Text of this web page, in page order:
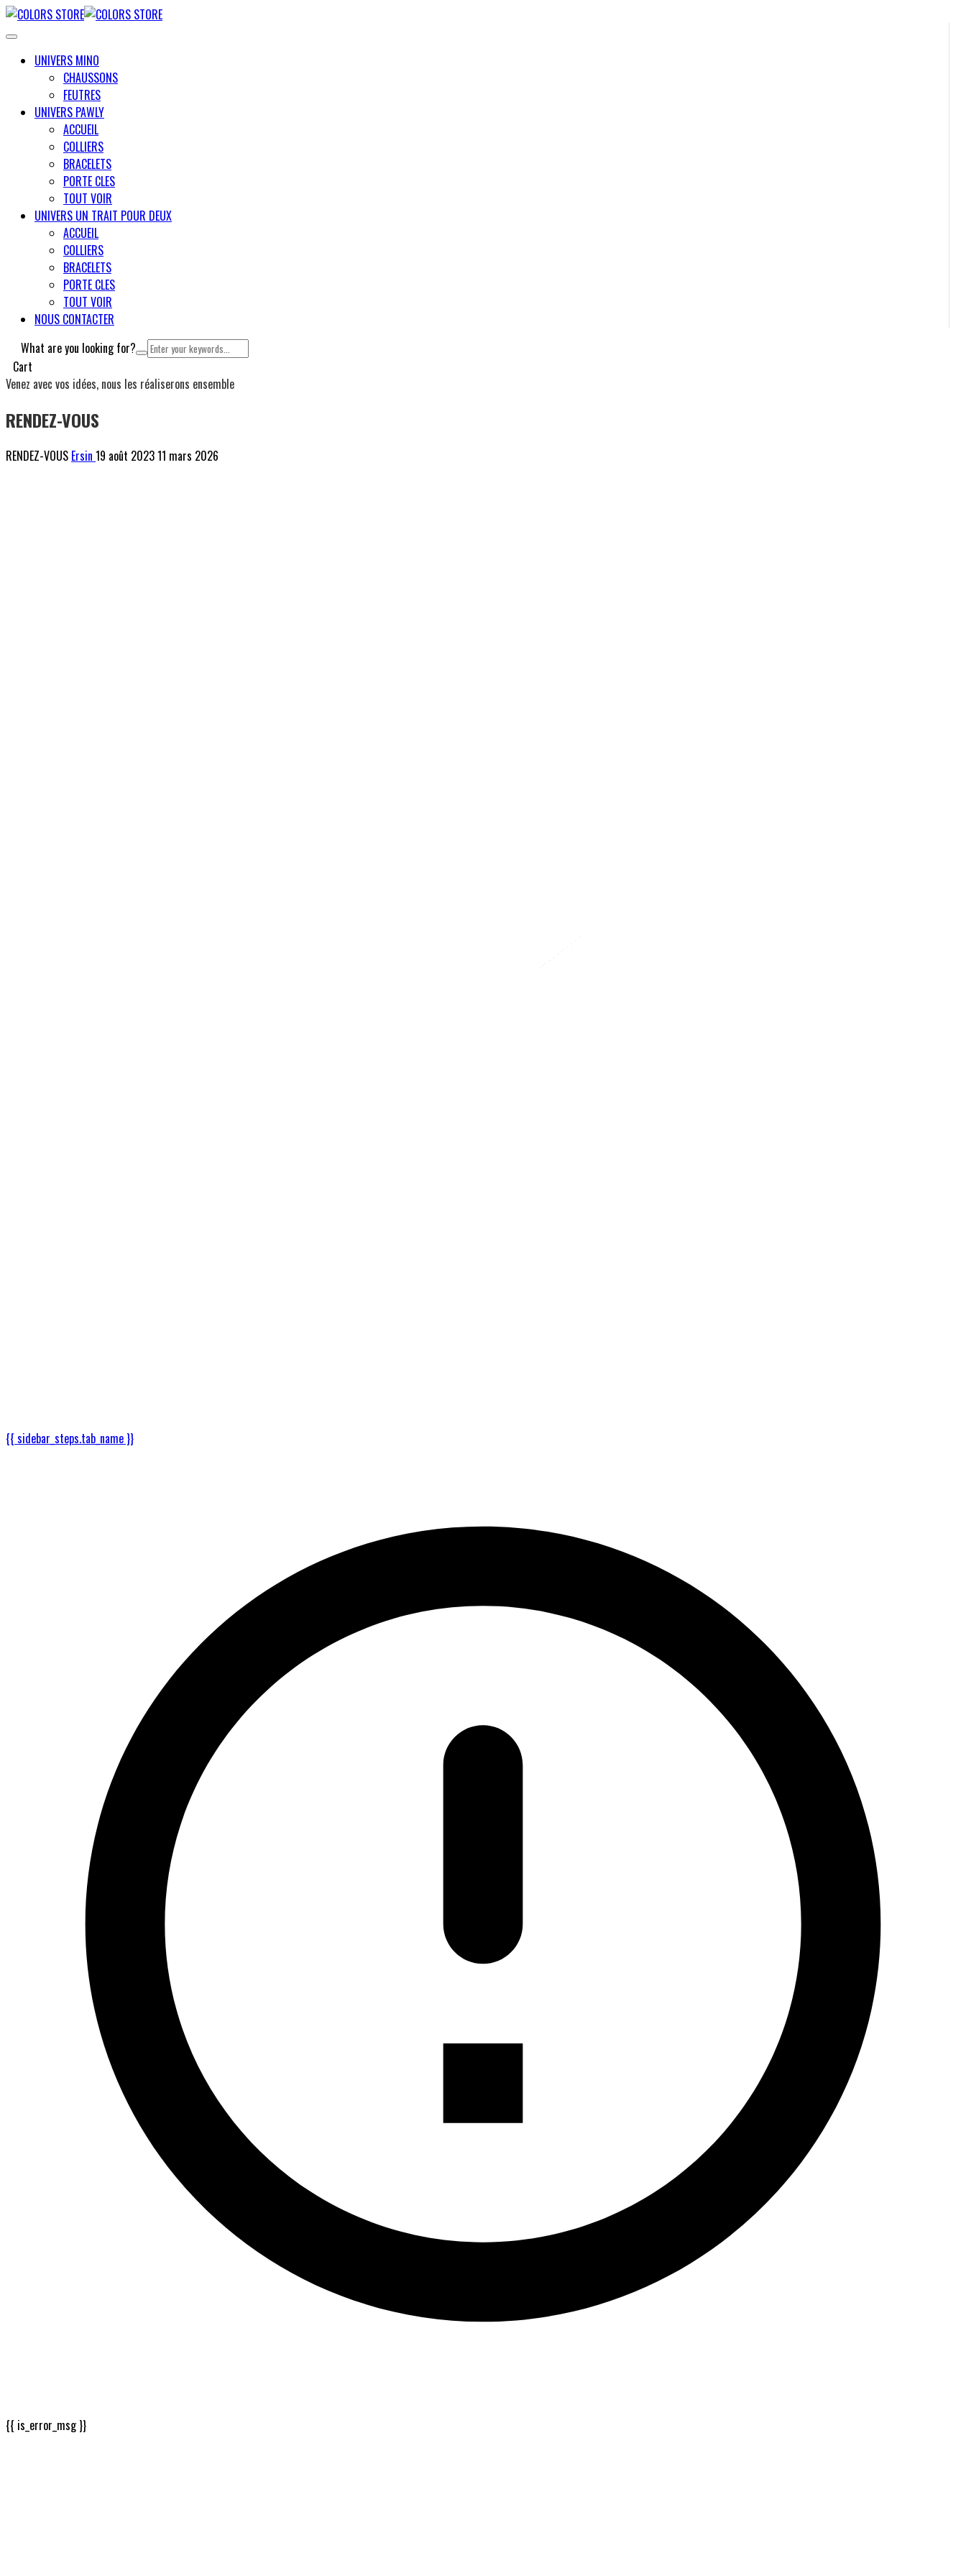
UNIVERS MINO
CHAUSSONS
FEUTRES
UNIVERS PAWLY
ACCUEIL
COLLIERS
BRACELETS
PORTE CLES
TOUT VOIR
UNIVERS UN TRAIT POUR DEUX
ACCUEIL
COLLIERS
BRACELETS
PORTE CLES
TOUT VOIR
NOUS CONTACTER
What are you looking for?
Cart
Venez avec vos idées, nous les réaliserons ensemble
RENDEZ-VOUS
RENDEZ-VOUS Ersin 19 août 202311 mars 2026
{{ sidebar_steps.tab_name }}
{{ is_error_msg }}